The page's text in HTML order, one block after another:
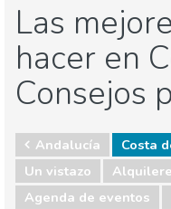
Las
hacer en
Consejos
Andalucía
Costa
Un vistazo
Agenda de eventos